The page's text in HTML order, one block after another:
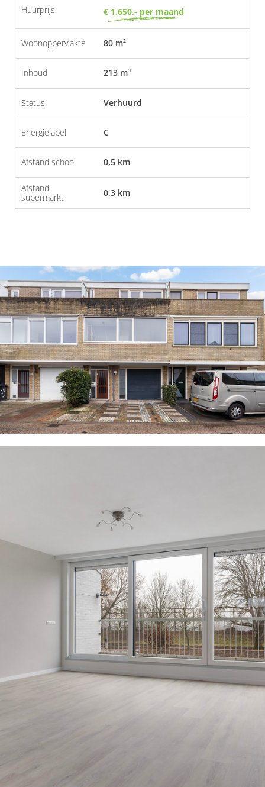
Huurprijs € 1.650,- per maand
Woonoppervlakte 80 m²
Inhoud 213 m³
Status Verhuurd
Energielabel C
Afstand school 0,5 km
Afstand
supermarkt
0,3 km